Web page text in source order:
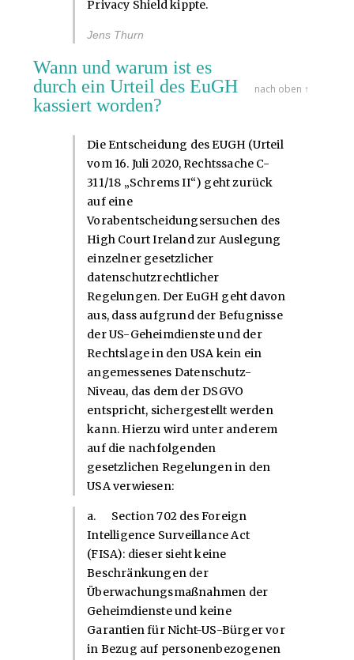
Privacy Shield kippte.
Jens Thurn
Wann und warum ist es
durch ein Urteil des EuGH
kassiert worden?
nach oben ↑
Die Entscheidung des EUGH (Urteil
vom 16. Juli 2020, Rechtssache C-
311/18 „Schrems II“) geht zurück
auf eine
Vorabentscheidungsersuchen des
High Court Ireland zur Auslegung
einzelner gesetzlicher
datenschutzrechtlicher
Regelungen. Der EuGH geht davon
aus, dass aufgrund der Befugnisse
der US-Geheimdienste und der
Rechtslage in den USA kein ein
angemessenes Datenschutz-
Niveau, das dem der DSGVO
entspricht, sichergestellt werden
kann. Hierzu wird unter anderem
auf die nachfolgenden
gesetzlichen Regelungen in den
USA verwiesen:
a. Section 702 des Foreign
Intelligence Surveillance Act
(FISA): dieser sieht keine
Beschränkungen der
Überwachungsmaßnahmen der
Geheimdienste und keine
Garantien für Nicht-US-Bürger vor
in Bezug auf personenbezogenen